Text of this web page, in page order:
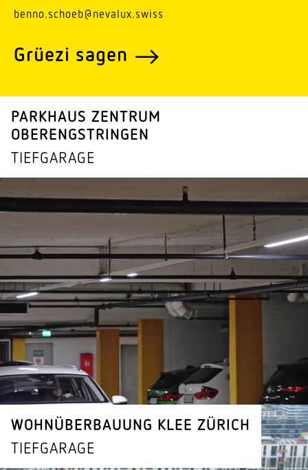
benno.schoeb@nevalux.swiss
Grüezi sagen
PARKHAUS ZENTRUM
OBERENGSTRINGEN
TIEF­GARAGE
WOHNÜBERBAUUNG KLEE ZÜRICH
TIEFGARAGE